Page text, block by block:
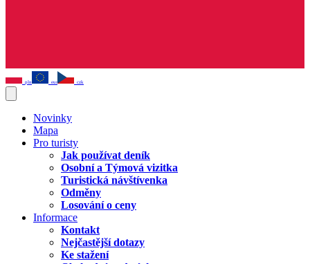
pln eur czk
Novinky
Mapa
Pro turisty
Jak používat deník
Osobní a Týmová vizitka
Turistická návštívenka
Odměny
Losování o ceny
Informace
Kontakt
Nejčastější dotazy
Ke stažení